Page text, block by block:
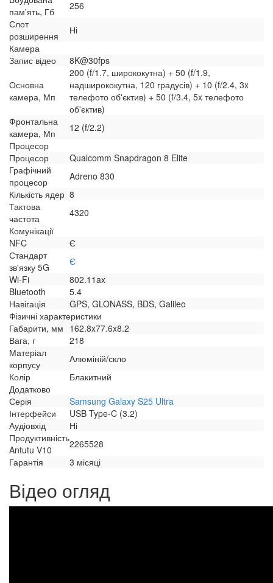
пам'ять, Гб
256
Слот
розширення
Ні
Камера
Запис відео
8K@30fps
Основна
камера, Мп
200 (f/1.7, ширококутна) + 50 (f/1.9,
надширококутна, 120 градусів) + 10 (f/2.4, 3x
телефото об'єктив) + 50 (f/3.4, 5x телефото
об'єктив)
Фронтальна
камера, Мп
12 (f/2.2)
Процесор
Процесор
Qualcomm Snapdragon 8 Elite
Графічний
процесор
Adreno 830
Кількість ядер 8
Тактова
частота
4320
Комунікації
NFC
Є
Стандарт
зв'язку 5G
Є
Wi-Fi
802.11ax
Bluetooth
5.4
Навігація
GPS, GLONASS, BDS, Galileo
Фізичні характеристики
Габарити, мм 162.8x77.6x8.2
Вага, г
218
Матеріал
корпусу
Алюміній/скло
Колір
Блакитний
Додатково
Серія
Samsung Galaxy S25 Ultra
Інтерфейси
USB Type-C (3.2)
Аудіовхід
Ні
Продуктивність
Antutu V10
2265528
Гарантія
3 місяці
Відео огляд